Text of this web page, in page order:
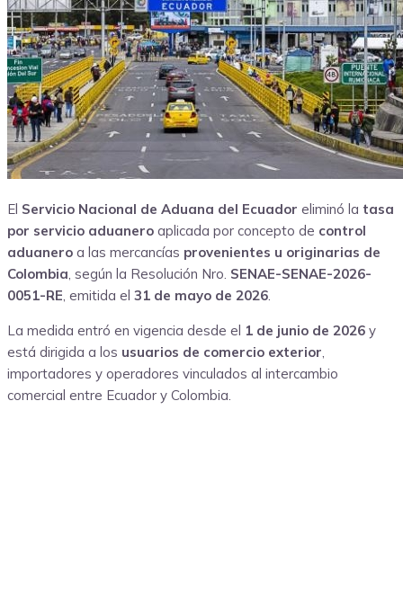
El Servicio Nacional de Aduana del Ecuador eliminó la tasa
por servicio aduanero aplicada por concepto de control
aduanero a las mercancías provenientes u originarias de
Colombia, según la Resolución Nro. SENAE-SENAE-2026-
0051-RE, emitida el 31 de mayo de 2026.
La medida entró en vigencia desde el 1 de junio de 2026 y
está dirigida a los usuarios de comercio exterior,
importadores y operadores vinculados al intercambio
comercial entre Ecuador y Colombia.